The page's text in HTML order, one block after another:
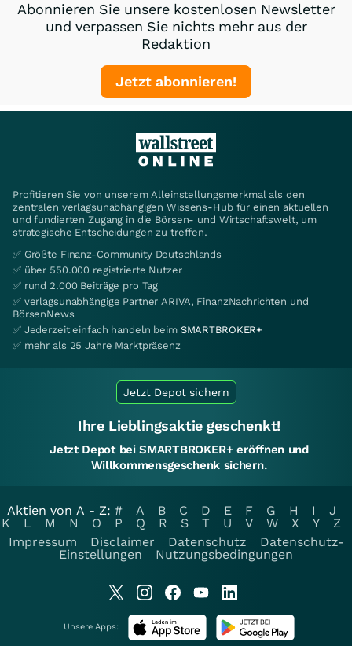
Abonnieren Sie unsere kostenlosen Newsletter
und verpassen Sie nichts mehr aus der
Redaktion
Jetzt abonnieren!
Profitieren Sie von unserem Alleinstellungsmerkmal als den
zentralen verlagsunabhängigen Wissens-Hub für einen aktuellen
und fundierten Zugang in die Börsen- und Wirtschaftswelt, um
strategische Entscheidungen zu treffen.
✅ Größte Finanz-Community Deutschlands
✅ über 550.000 registrierte Nutzer
✅ rund 2.000 Beiträge pro Tag
✅ verlagsunabhängige Partner ARIVA, FinanzNachrichten und
BörsenNews
✅ Jederzeit einfach handeln beim SMARTBROKER+
✅ mehr als 25 Jahre Marktpräsenz
Jetzt Depot sichern
Ihre Lieblingsaktie geschenkt!
Jetzt Depot bei SMARTBROKER+ eröffnen und
Willkommensgeschenk sichern.
Aktien von A - Z: # A B C D E F G H I
J
K
L M N O P Q R S T U V W X Y
Z
Impressum
Disclaimer Datenschutz
Datenschutz-
Einstellungen
Nutzungsbedingungen
Unsere Apps: